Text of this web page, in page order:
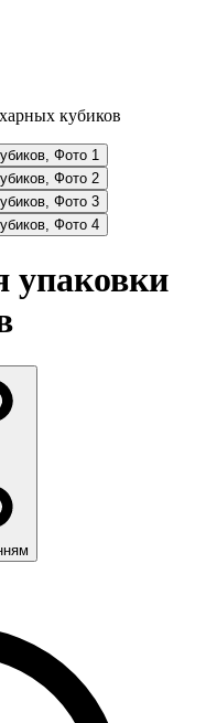
кубиков
Фото 1
Фото 2
Фото 3
Фото 4
упаковки